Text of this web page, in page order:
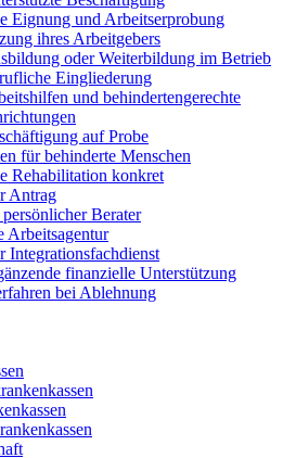
Eignung und Arbeitserprobung
ihres Arbeitgebers
oder Weiterbildung im Betrieb
Eingliederung
und behindertengerechte
auf Probe
für behinderte Menschen
Rehabilitation konkret
Antrag
Berater
Arbeitsagentur
Integrationsfachdienst
finanzielle Unterstützung
bei Ablehnung